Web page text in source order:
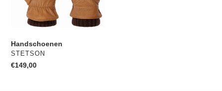
Handschoenen
VERKOPER
STETSON
Normale
€149,00